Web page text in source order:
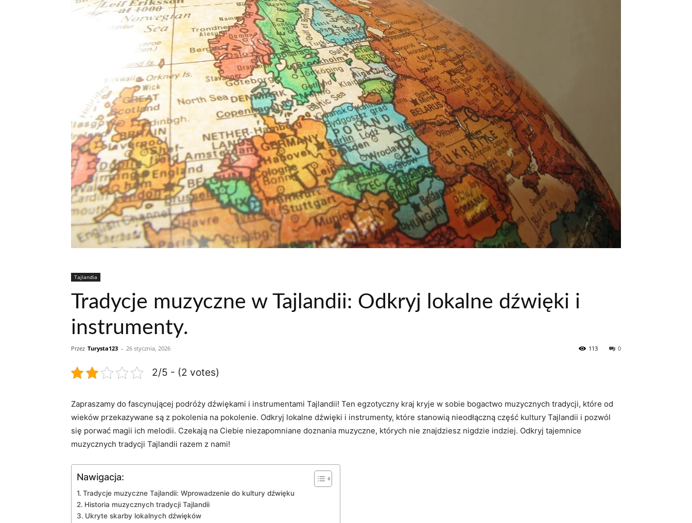
Tajlandia
Tradycje muzyczne w Tajlandii: Odkryj lokalne dźwięki i
instrumenty.
Przez Turysta123 - 26 stycznia, 2026 0
113
2/5 - (2 votes)
Zapraszamy do ⁢fascynującej podróży dźwiękami i instrumentami Tajlandii! Ten egzotyczny kraj kryje w sobie ⁣bogactwo muzycznych tradycji, które od
wieków przekazywane są‍ z pokolenia na pokolenie. Odkryj lokalne dźwięki i instrumenty, które stanowią nieodłączną​ część kultury Tajlandii i pozwól
się ​porwać magii ich melodii.‍ Czekają ‍na‌ Ciebie niezapomniane doznania muzyczne, ⁢których​ nie⁢ znajdziesz nigdzie​ indziej. Odkryj tajemnice
muzycznych tradycji Tajlandii razem z nami!
Nawigacja:
Tradycje muzyczne Tajlandii: Wprowadzenie do kultury dźwięku
Historia muzycznych ⁣tradycji ⁢Tajlandii
Ukryte skarby lokalnych dźwięków